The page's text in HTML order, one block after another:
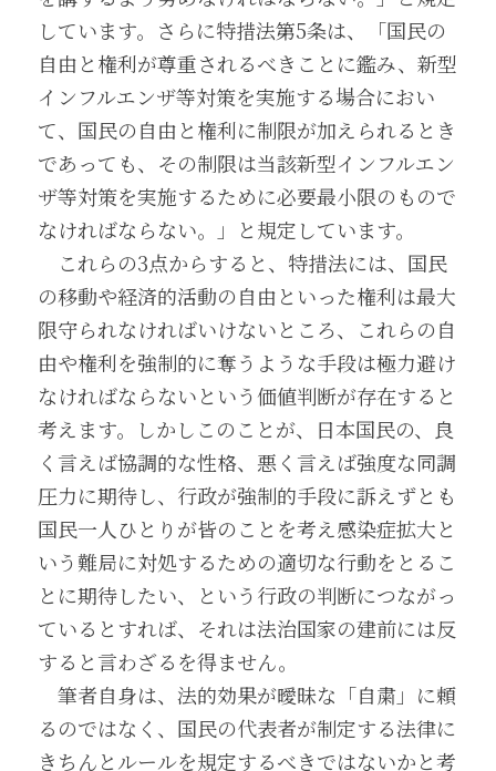
しています。さらに特措法第5条は、「国民の
自由と権利が尊重されるべきことに鑑み、新型
インフルエンザ等対策を実施する場合におい
て、国民の自由と権利に制限が加えられるとき
であっても、その制限は当該新型インフルエン
ザ等対策を実施するために必要最小限のもので
なければならない。」と規定しています。
これらの3点からすると、特措法には、国民
の移動や経済的活動の自由といった権利は最大
限守られなければいけないところ、これらの自
由や権利を強制的に奪うような手段は極力避け
なければならないという価値判断が存在すると
考えます。しかしこのことが、日本国民の、良
く言えば協調的な性格、悪く言えば強度な同調
圧力に期待し、行政が強制的手段に訴えずとも
国民一人ひとりが皆のことを考え感染症拡大と
いう難局に対処するための適切な行動をとるこ
とに期待したい、という行政の判断につながっ
ているとすれば、それは法治国家の建前には反
すると言わざるを得ません。
筆者自身は、法的効果が曖昧な「自粛」に頼
るのではなく、国民の代表者が制定する法律に
きちんとルールを規定するべきではないかと考